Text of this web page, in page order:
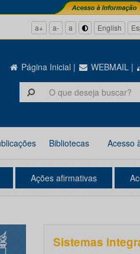
a+ a- a English
Página Inicial | WEBMAIL |
Bibliotecas Acesso
Ações afirmativas
Sistemas